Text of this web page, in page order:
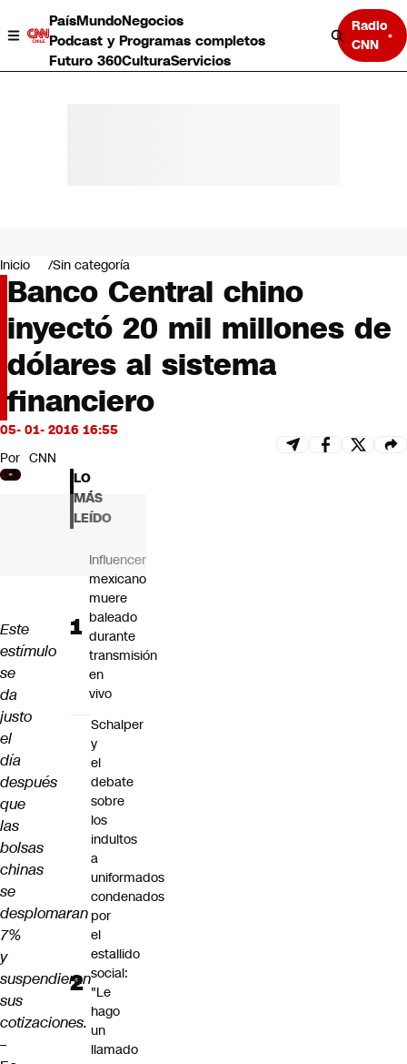
PaísMundoNegocios
Podcast y Programas completos
Futuro 360CulturaServicios
Radio
CNN
Negocios
Deportes
Programas completos
Cultura
Servicios
Bits
CNN tiempo
Futuro 360
Inicio Sin categoría
Banco Central chino
inyectó 20 mil millones de
dólares al sistema
financiero
05- 01- 2016 16:55
Por CNN
Este
estímulo
se
da
justo
el
día
después
que
las
bolsas
chinas
se
desplomaran
7%
y
suspendieran
sus
cotizaciones.
–
LO
MÁS
LEÍDO
Influencer
mexicano
muere
baleado
durante
transmisión
en
vivo
Schalper
y
el
debate
sobre
los
indultos
a
uniformados
condenados
por
el
estallido
social:
"Le
hago
un
llamado